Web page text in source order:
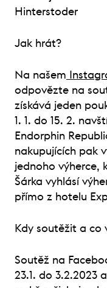
Hinterstoder
Jak hrát?
Na našem
odpovězte na
získává jeden
1. 1. do 15. 2.
Endorphin
nakupujících pak
jednoho výherce,
Šárka vyhlásí
přímo z hotelu
Kdy soutěžit a co
Soutěž na
23.1. do 3.2.2023